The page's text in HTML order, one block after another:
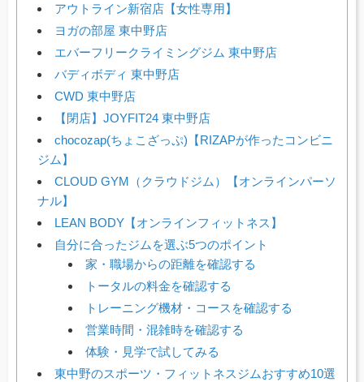
アウトライン新宿店【女性専用】
ヨガの部屋 東中野店
エバーフリークライミングジム 東中野店
バディボディ 東中野店
CWD 東中野店
【閉店】JOYFIT24 東中野店
chocozap(ちょこざっぷ)【RIZAPが作ったコンビニ
ジム】
CLOUD GYM（クラウドジム）【オンラインパーソ
ナル】
LEAN BODY【オンラインフィットネス】
自分に合ったジムを選ぶ5つのポイント
家・職場からの距離を確認する
トータルの料金を確認する
トレーニング機材・コースを確認する
営業時間・混雑時を確認する
体験・見学で試してみる
東中野のスポーツ・フィットネスジムおすすめ10選